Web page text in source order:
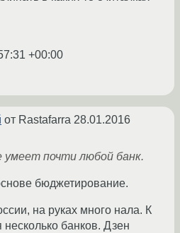
+00:00
от Rastafarra 28.01.2016
умеет почти любой банк.
бюджетирование.
на руках много нала. К
банков. Дзен